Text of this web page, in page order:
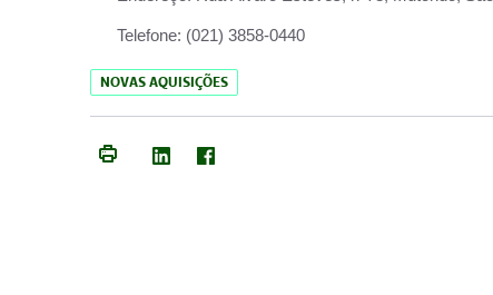
Telefone: (021) 3858-0440
NOVAS AQUISIÇÕES